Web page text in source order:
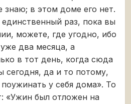
знаю; в этом доме его нет.
единственный раз, пока вы
можете, где угодно, ибо
два месяца, а
в тот день, когда сюда
сегодня, да и то потому,
у себя дома». То
«Ужин был отложен на